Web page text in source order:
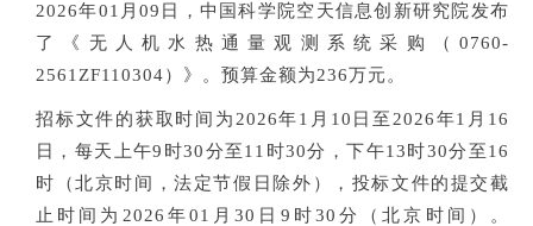
2026年01月09日，中国科学院空天信息创新研究院 发布
了《无人机水热通量观测系统采购（0760-
2561ZF110304）》。 预算金额为236万元。
招标文件的获取时间为2026年1月10日至2026年1月16
日，每天上午9时30分至11时30分，下午13时30分至16
时（北京时间，法定节假日除外），投标文件的提交截
止时间为2026年01月30日9时30分（北京时间 ）。